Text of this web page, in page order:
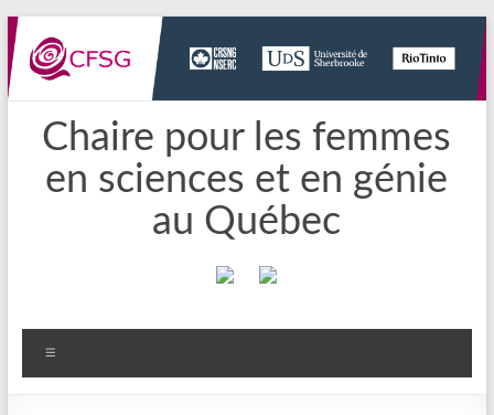
Aller
au
contenu
Chaire pour les femmes
en sciences et en génie
au Québec